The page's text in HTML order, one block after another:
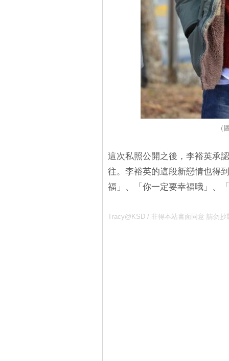
（
這次私照公開之後，李裕英承
往。李裕英的這段新戀情也得
福」、「你一定要幸福哦」、
Tracy@KSD / 非得本站書面同意 請勿